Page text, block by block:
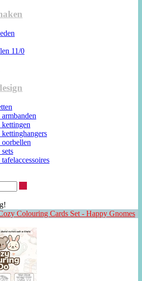
11/0
Colouring Cards Set - Happy Gnomes